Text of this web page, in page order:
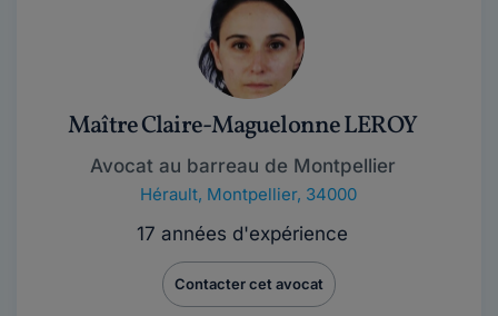
Maître Claire-Maguelonne LEROY
Avocat au barreau de Montpellier
Hérault, Montpellier, 34000
17 années d'expérience
Contacter cet avocat